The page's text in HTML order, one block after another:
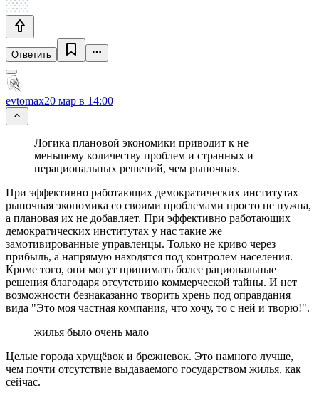
Ответить
evtomax20 мар в 14:00
Логика плановой экономики приводит к не
меньшему количеству проблем и странных и
нерациональных решений, чем рыночная.
При эффективно работающих демократических институтах
рыночная экономика со своими проблемами просто не нужна,
а плановая их не добавляет. При эффективно работающих
демократических институтах у нас такие же
замотивированные управленцы. Только не криво через
прибыль, а напрямую находятся под контролем населения.
Кроме того, они могут принимать более рациональные
решения благодаря отсутствию коммерческой тайны. И нет
возможности безнаказанно творить хрень под оправдания
вида "Это моя частная компания, что хочу, то с ней и творю!".
жилья было очень мало
Целые города хрущёвок и брежневок. Это намного лучше,
чем почти отсутствие выдаваемого государством жилья, как
сейчас.